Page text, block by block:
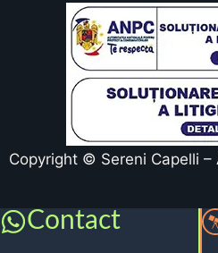
Copyright © Sereni Capelli –
Contact